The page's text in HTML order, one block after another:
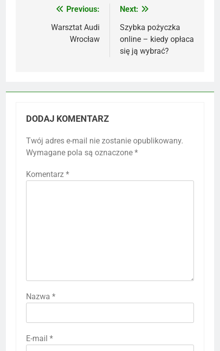
Nawigacja
wpisu
Previous:
Warsztat Audi
Wrocław
Next:
Szybka pożyczka
online – kiedy opłaca
się ją wybrać?
DODAJ KOMENTARZ
Twój adres e-mail nie zostanie opublikowany.
Wymagane pola są oznaczone *
Komentarz *
Nazwa *
E-mail *